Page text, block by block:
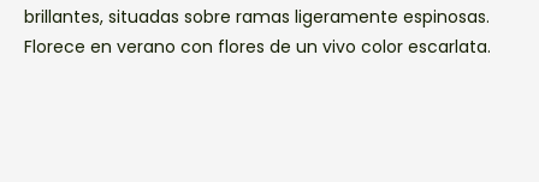
brillantes, situadas sobre ramas ligeramente espinosas.
Florece en verano con flores de un vivo color escarlata.